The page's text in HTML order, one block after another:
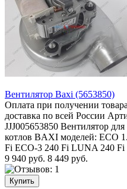
Вентилятор Baxi (5653850)
Оплата при получении
доставка по всей России
JJJ005653850 Вентилятор
котлов BAXI моделей: ECO
Fi ECO-3 240 Fi LUNA 240
9 940 руб. 8 449 руб.